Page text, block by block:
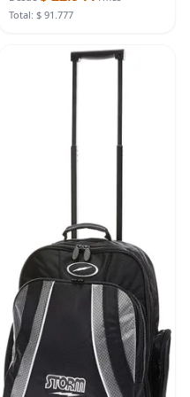
recreativo, pelota
Total: $ 91.777